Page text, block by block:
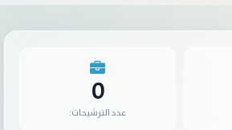
0
عدد الترشيحات: